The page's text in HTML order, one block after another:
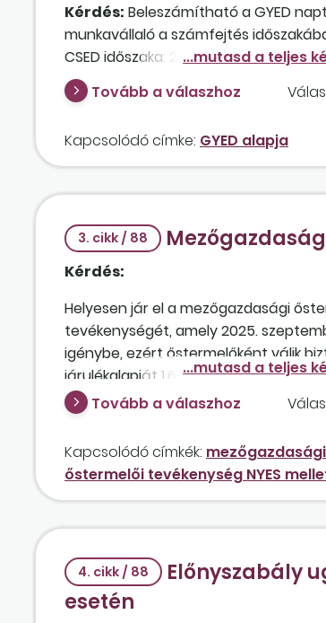
Kérdés: Beleszámítható a GYED
munkavállaló a számfejtés
CSED időszaka: 2025. augusztus 23-
számítási időszak: 2024. 09. 04. –
GYED-időszak: 2026. 02. 07. – 2027.
Tovább a válaszhoz
Kapcsolódó címke: GYED alapja
3. cikk / 88
Kérdés:
Helyesen jár el a mezőgazdasági
tevékenységét, amely 2025.
igénybe, ezért őstermelőként válik
járulékalapját 1.610.000 forint × 15
összeg körül mozog, tehát e szerint
Tovább a válaszhoz
Kapcsolódó címkék:
őstermelői tevékenység NYES
4. cikk / 88
Előnyszabály
esetén